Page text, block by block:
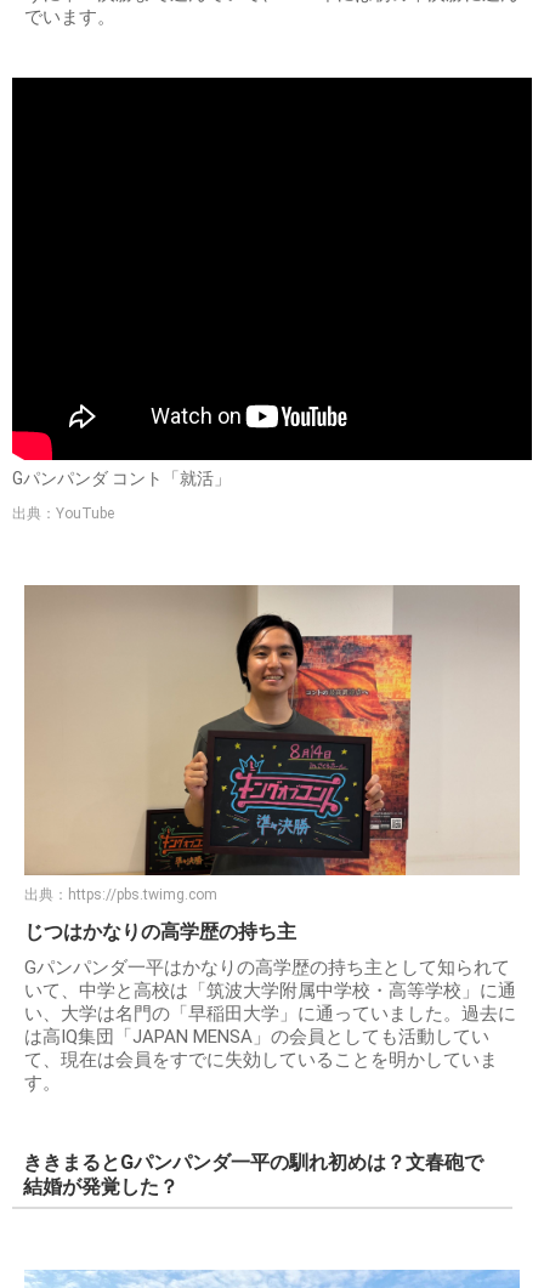
でいます。
Gパンパンダ コント「就活」
出典：YouTube
出典： https://pbs.twimg.com
じつはかなりの高学歴の持ち主
Gパンパンダ一平はかなりの高学歴の持ち主として知られて
いて、中学と高校は「筑波大学附属中学校・高等学校」に通
い、大学は名門の「早稲田大学」に通っていました。過去に
は高IQ集団「JAPAN MENSA」の会員としても活動してい
て、現在は会員をすでに失効していることを明かしていま
す。
ききまるとGパンパンダ一平の馴れ初めは？文春砲で
結婚が発覚した？